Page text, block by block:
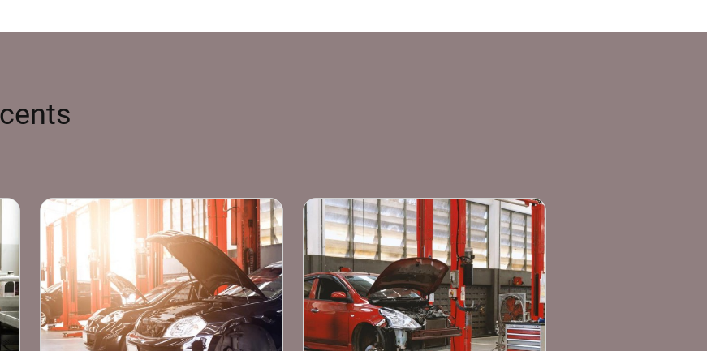
avec une pièce de monnaie. Glissez une pièce de 1 euro dans la
altération de la structure interne. Ces anomalies apparaissent
souvent après un choc contre un trottoir ou un nid-de-poule.
L'équipe de Stop Autos vérifie systématiquement ces éléments lors
de vos passages au garage, car un flanc fragilisé peut provoquer
un éclatement brutal même à faible vitesse. L'usure irrégulière
révèle des problèmes mécaniques Lorsque vos pneus s'usent de
manière inégale sur leur largeur, cela traduit généralement un
défaut de parallélisme ou d'équilibrage. Une usure concentrée sur